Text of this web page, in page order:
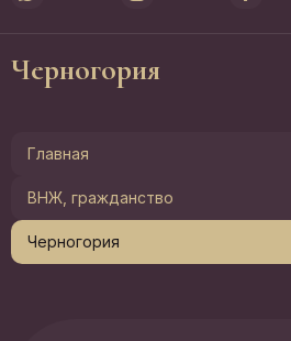
Черногория
Главная
ВНЖ, гражданство
Черногория